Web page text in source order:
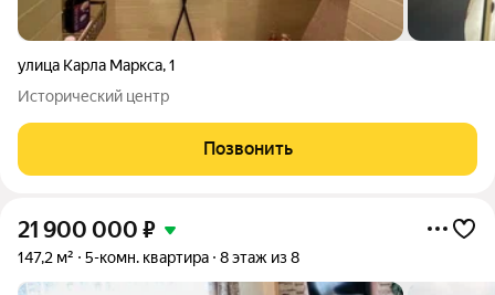
улица Карла Маркса,1
Исторический центр
Позвонить
21 900 000 ₽
147,2 м² 5-комн. квартира 8 этаж из 8